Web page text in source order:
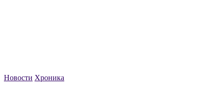
Новости Хроника